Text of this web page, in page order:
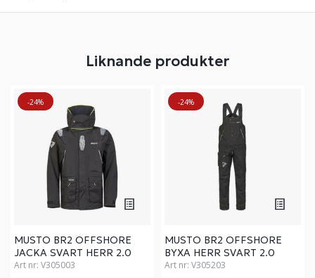
Liknande produkter
-24%
MUSTO BR2 OFFSHORE
JACKA SVART HERR 2.0
Art nr: V305003
-24%
MUSTO BR2 OFFSHORE
BYXA HERR SVART 2.0
Art nr: V305203